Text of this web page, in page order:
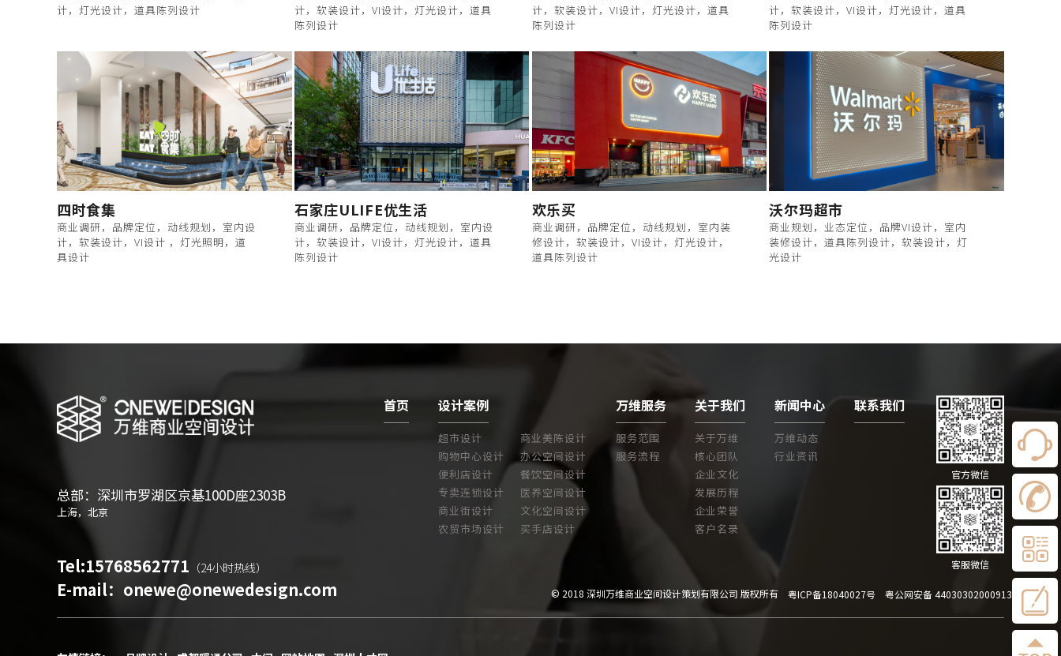
计，灯光设计，道具陈列设计
计，软装设计，VI设计，灯光设计，道具
陈列设计
计，软装设计，VI设计，灯光设计，道具
陈列设计
计，软装设计，VI设计，灯光设计，道具
陈列设计
四时食集
商业调研，品牌定位，动线规划，室内设
计，软装设计，VI设计 ，灯光照明，道
具设计
石家庄ULIFE优生活
商业调研，品牌定位，动线规划，室内设
计，软装设计，VI设计，灯光设计，道具
陈列设计
欢乐买
商业调研，品牌定位，动线规划，室内装
修设计，软装设计，VI设计，灯光设计，
道具陈列设计
沃尔玛超市
商业规划，业态定位，品牌VI设计，室内
装修设计，道具陈列设计，软装设计，灯
光设计
总部：深圳市罗湖区京基100D座2303B
上海，北京
Tel:15768562771 （24小时热线）
E-mail： onewe@onewedesign.com
首页 设计案例
超市设计
购物中心设计
便利店设计
专卖连锁设计
商业街设计
农贸市场设计
商业美陈设计
办公空间设计
餐饮空间设计
医养空间设计
文化空间设计
买手店设计
万维服务
服务范围
服务流程
关于我们
关于万维
核心团队
企业文化
发展历程
企业荣誉
客户名录
新闻中心
万维动态
行业资讯
联系我们
官方微信
客服微信
© 2018 深圳万维商业空间设计策划有限公司 版权所有 粤ICP备18040027号 粤公网安备 44030302000913